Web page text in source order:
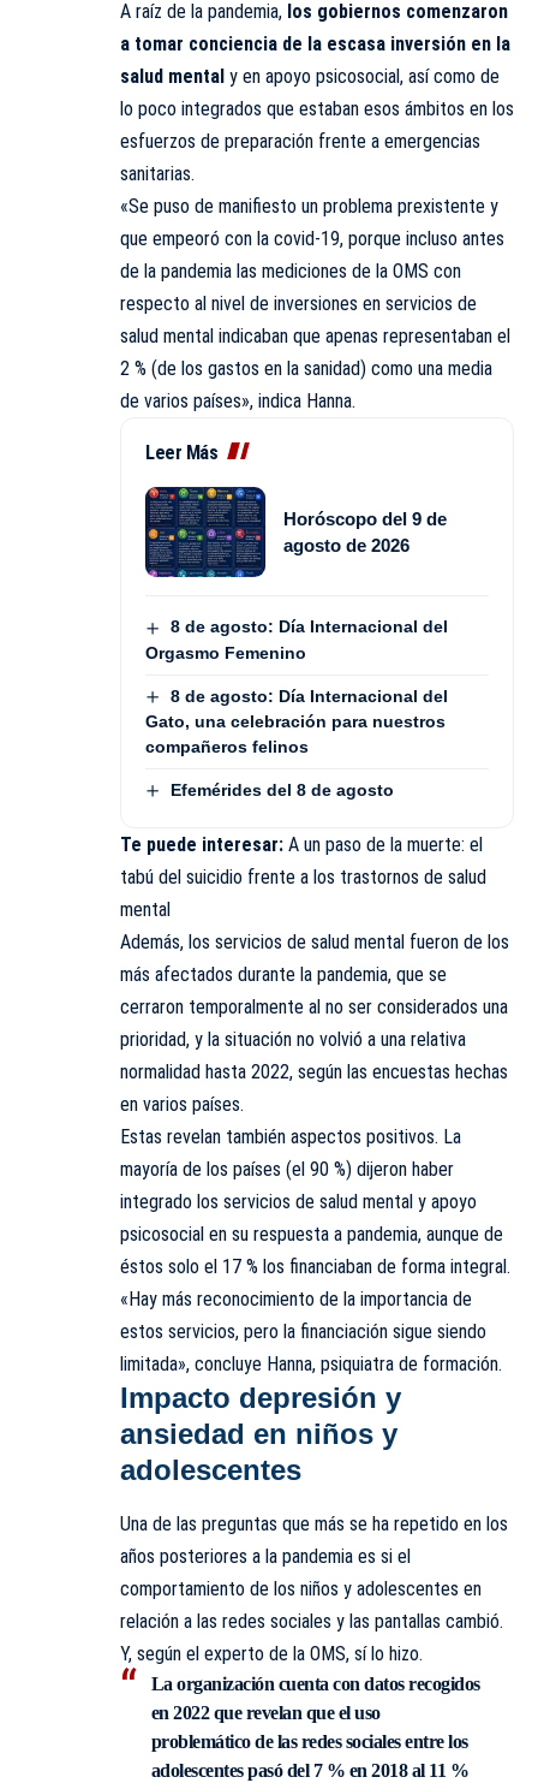
A raíz de la pandemia, los gobiernos comenzaron
a tomar conciencia de la escasa inversión en la
salud mental y en apoyo psicosocial, así como de
lo poco integrados que estaban esos ámbitos en los
esfuerzos de preparación frente a emergencias
sanitarias.
«Se puso de manifiesto un problema prexistente y
que empeoró con la covid-19, porque incluso antes
de la pandemia las mediciones de la OMS con
respecto al nivel de inversiones en servicios de
salud mental indicaban que apenas representaban el
2 % (de los gastos en la sanidad) como una media
de varios países», indica Hanna.
Leer Más
Horóscopo del 9 de
agosto de 2026
8 de agosto: Día Internacional del
Orgasmo Femenino
8 de agosto: Día Internacional del
Gato, una celebración para nuestros
compañeros felinos
Efemérides del 8 de agosto
Te puede interesar: A un paso de la muerte: el
tabú del suicidio frente a los trastornos de salud
mental
Además, los servicios de salud mental fueron de los
más afectados durante la pandemia, que se
cerraron temporalmente al no ser considerados una
prioridad, y la situación no volvió a una relativa
normalidad hasta 2022, según las encuestas hechas
en varios países.
Estas revelan también aspectos positivos. La
mayoría de los países (el 90 %) dijeron haber
integrado los servicios de salud mental y apoyo
psicosocial en su respuesta a pandemia, aunque de
éstos solo el 17 % los financiaban de forma integral.
«Hay más reconocimiento de la importancia de
estos servicios, pero la financiación sigue siendo
limitada», concluye Hanna, psiquiatra de formación.
Impacto depresión y
ansiedad en niños y
adolescentes
Una de las preguntas que más se ha repetido en los
años posteriores a la pandemia es si el
comportamiento de los niños y adolescentes en
relación a las redes sociales y las pantallas cambió.
Y, según el experto de la OMS, sí lo hizo.
La organización cuenta con datos recogidos
en 2022 que revelan que el uso
problemático de las redes sociales entre los
adolescentes pasó del 7 % en 2018 al 11 %